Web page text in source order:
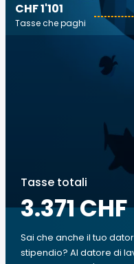
CHF 1'101
Tasse che paghi
Tasse totali
3.371 CHF
Sai che anche il tuo
stipendio? Al datore di